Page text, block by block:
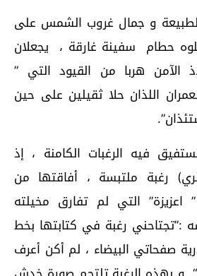
و جمال غروب الشمس على
حطام سفينة غارقة ، يجعلان
الآمن هربا من القيود التي ”
اللذان حلا ثقيلين على حين
فيه الرغبات الكامنة ، إذ
رغبة ملتبسة ، أفاقتها من
التي لم تفارق مخيلته
:”تجتاحني رغبة في كتابتها بخط
صفحاتي البيضاء ، لم أكن أعرف